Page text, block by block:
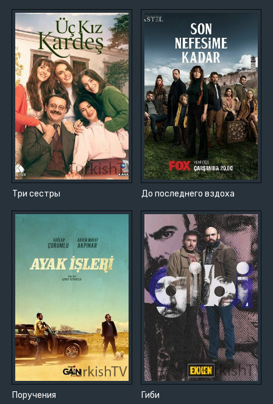
Три сестры До последнего вздоха
Поручения Гиби